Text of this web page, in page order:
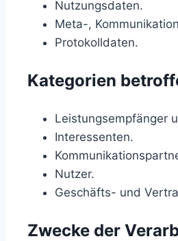
Nutzungsdaten.
Meta-,
Protokolldaten.
Kategorien
Leistungsempfänger
Interessenten.
Nutzer.
Geschäfts- und
Zwecke der